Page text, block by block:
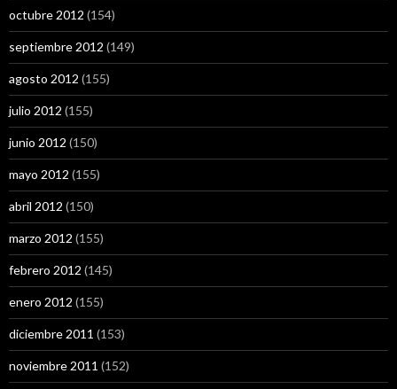
octubre 2012 (154)
septiembre 2012 (149)
agosto 2012 (155)
julio 2012 (155)
junio 2012 (150)
mayo 2012 (155)
abril 2012 (150)
marzo 2012 (155)
febrero 2012 (145)
enero 2012 (155)
diciembre 2011 (153)
noviembre 2011 (152)